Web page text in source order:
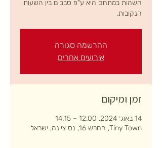
השהות במתחם היא ע"פ סבבים בין השעות
הנקובות.
ההרשמה סגורה
אירועים אחרים
זמן ומיקום
14 באוג׳ 2024, 12:00 – 14:15
Tiny Town, החרש 16, נס ציונה, ישראל